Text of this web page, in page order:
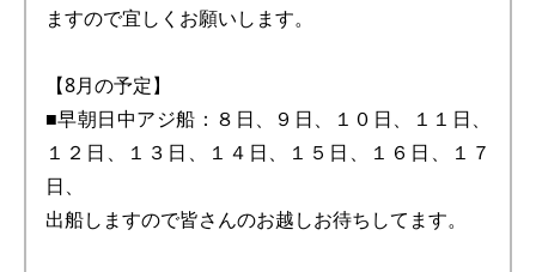
ますので宜しくお願いします。
【8月の予定】
■早朝日中アジ船：８日、９日、１０日、１１日、
１２日、１３日、１４日、１５日、１６日、１７
日、
出船しますので皆さんのお越しお待ちしてます。